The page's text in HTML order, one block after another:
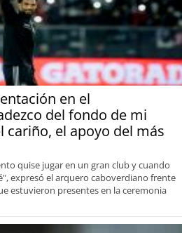
en el
del fondo de mi
cariño, el apoyo del más
quise jugar en un gran club y cuando
expresó el arquero caboverdiano frente
estuvieron presentes en la ceremonia